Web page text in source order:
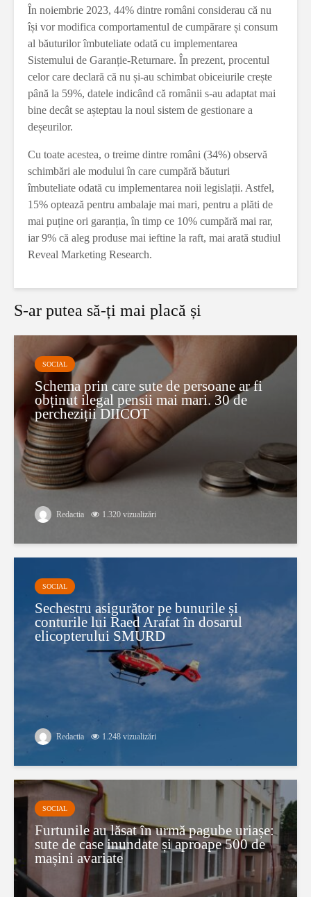
În noiembrie 2023, 44% dintre români considerau că nu
își vor modifica comportamentul de cumpărare și consum
al băuturilor îmbuteliate odată cu implementarea
Sistemului de Garanție-Returnare. În prezent, procentul
celor care declară că nu și-au schimbat obiceiurile crește
până la 59%, datele indicând că românii s-au adaptat mai
bine decât se așteptau la noul sistem de gestionare a
deșeurilor.
Cu toate acestea, o treime dintre români (34%) observă
schimbări ale modului în care cumpără băuturi
îmbuteliate odată cu implementarea noii legislații. Astfel,
15% optează pentru ambalaje mai mari, pentru a plăti de
mai puține ori garanția, în timp ce 10% cumpără mai rar,
iar 9% că aleg produse mai ieftine la raft, mai arată studiul
Reveal Marketing Research.
S-ar putea să-ți mai placă și
SOCIAL
Schema prin care sute de persoane ar fi
obținut ilegal pensii mai mari. 30 de
percheziții DIICOT
Redactia 1.320 vizualizări
SOCIAL
Sechestru asigurător pe bunurile și
conturile lui Raed Arafat în dosarul
elicopterului SMURD
Redactia 1.248 vizualizări
SOCIAL
Furtunile au lăsat în urmă pagube uriașe:
sute de case inundate și aproape 500 de
mașini avariate